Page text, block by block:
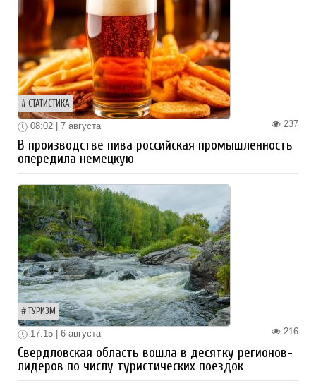
СТАТИСТИКА
237
08:02 | 7 августа
В производстве пива российская промышленность
опередила немецкую
ТУРИЗМ
216
17:15 | 6 августа
Свердловская область вошла в десятку регионов-
лидеров по числу туристических поездок